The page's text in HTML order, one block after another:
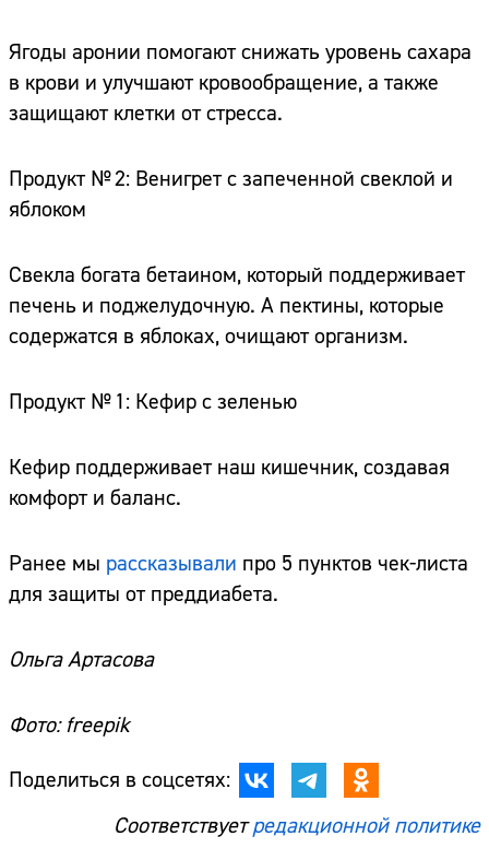
Ягоды аронии помогают снижать уровень сахара
в крови и улучшают кровообращение, а также
защищают клетки от стресса.
Продукт № 2: Венигрет с запеченной свеклой и
яблоком
Свекла богата бетаином, который поддерживает
печень и поджелудочную. А пектины, которые
содержатся в яблоках, очищают организм.
Продукт № 1: Кефир с зеленью
Кефир поддерживает наш кишечник, создавая
комфорт и баланс.
Ранее мы рассказывали про 5 пунктов чек-листа
для защиты от преддиабета.
Ольга Артасова
Фото: freepik
Поделиться в соцсетях:
Соответствуетредакционной политике